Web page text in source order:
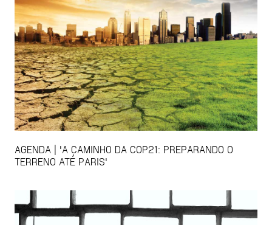
AGENDA | 'A CAMINHO DA COP21: PREPARANDO O
TERRENO ATÉ PARIS'